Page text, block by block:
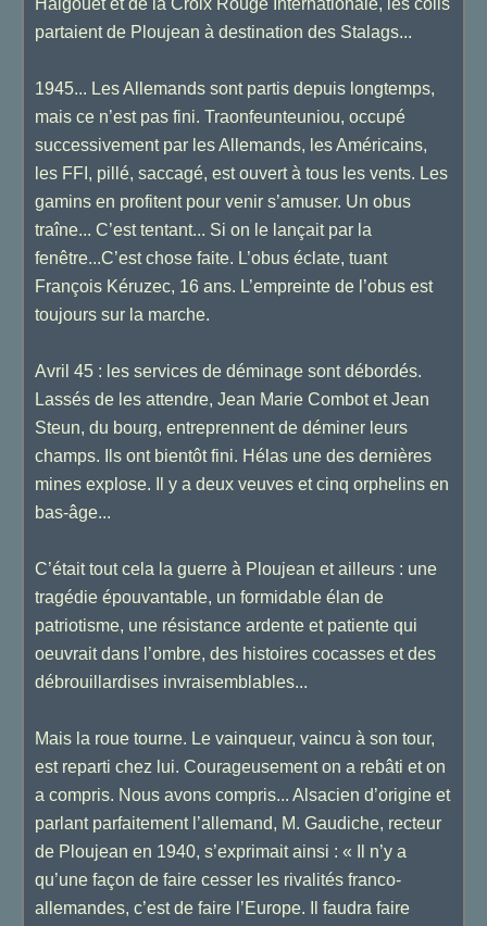
Halgouët et de la Croix Rouge Internationale, les colis
partaient de Ploujean à destination des Stalags...
1945... Les Allemands sont partis depuis longtemps,
mais ce n’est pas fini. Traonfeunteuniou, occupé
successivement par les Allemands, les Américains,
les FFI, pillé, saccagé, est ouvert à tous les vents. Les
gamins en profitent pour venir s’amuser. Un obus
traîne... C’est tentant... Si on le lançait par la
fenêtre...C’est chose faite. L’obus éclate, tuant
François Kéruzec, 16 ans. L’empreinte de l’obus est
toujours sur la marche.
Avril 45 : les services de déminage sont débordés.
Lassés de les attendre, Jean Marie Combot et Jean
Steun, du bourg, entreprennent de déminer leurs
champs. Ils ont bientôt fini. Hélas une des dernières
mines explose. Il y a deux veuves et cinq orphelins en
bas-âge...
C’était tout cela la guerre à Ploujean et ailleurs : une
tragédie épouvantable, un formidable élan de
patriotisme, une résistance ardente et patiente qui
oeuvrait dans l’ombre, des histoires cocasses et des
débrouillardises invraisemblables...
Mais la roue tourne. Le vainqueur, vaincu à son tour,
est reparti chez lui. Courageusement on a rebâti et on
a compris. Nous avons compris... Alsacien d’origine et
parlant parfaitement l’allemand, M. Gaudiche, recteur
de Ploujean en 1940, s’exprimait ainsi : « Il n’y a
qu’une façon de faire cesser les rivalités franco-
allemandes, c’est de faire l’Europe. Il faudra faire